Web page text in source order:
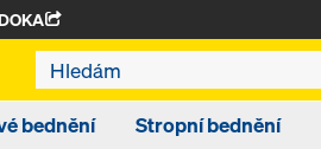
bednění Stropní bednění